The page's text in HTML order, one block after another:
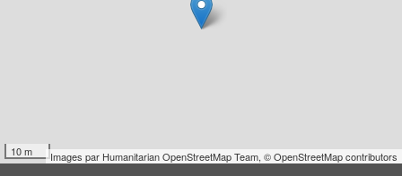
10 m Images par Humanitarian OpenStreetMap Team, © OpenStreetMap contributors